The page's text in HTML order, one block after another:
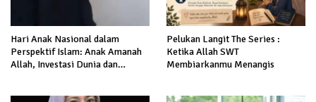
Hari Anak Nasional dalam
Perspektif Islam: Anak Amanah
Allah, Investasi Dunia dan
Pelukan Langit The Series :
Ketika Allah SWT
Membiarkanmu Menangis